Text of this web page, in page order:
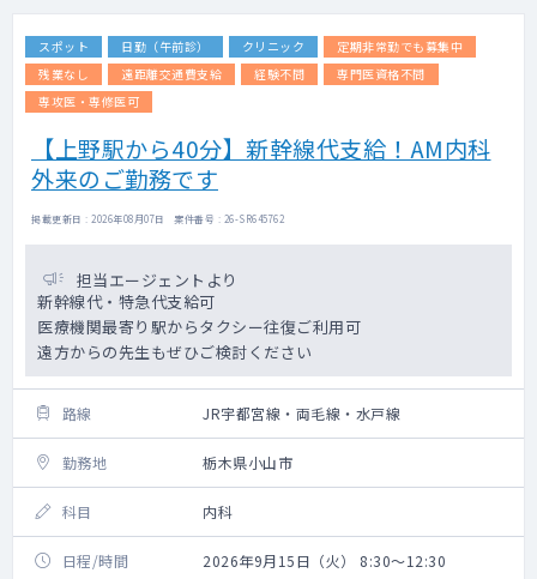
スポット 日勤（午前診） クリニック
定期非常勤でも募集中
残業なし
遠距離交通費支給 経験不問
専門医資格不問
専攻医・専修医可
【上野駅から40分】新幹線代支給！AM内科
外来のご勤務です
掲載更新日 : 2026年08月07日 案件番号 : 26-SR645762
担当エージェントより
新幹線代・特急代支給可
医療機関最寄り駅からタクシー往復ご利用可
遠方からの先生もぜひご検討ください
路線 JR宇都宮線・両毛線・水戸線
勤務地 栃木県小山市
科目 内科
日程/時間 2026年9月15日（火） 8:30～12:30